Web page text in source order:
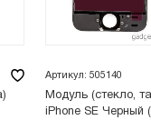
Артикул: 505140
Модуль (стекло,
iPhone SE Черный